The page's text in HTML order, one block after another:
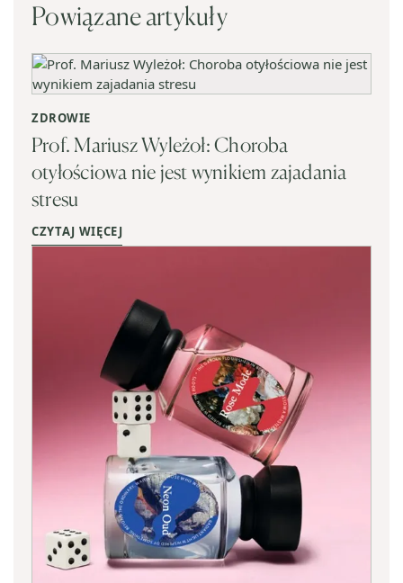
Powiązane artykuły
ZDROWIE
Prof. Mariusz Wyleżoł: Choroba
otyłościowa nie jest wynikiem zajadania
stresu
CZYTAJ WIĘCEJ